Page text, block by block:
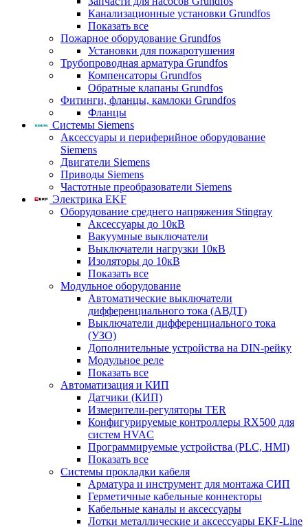
Канализационные установки Grundfos
Показать все
Пожарное оборудование Grundfos
Установки для пожаротушения
Трубопроводная арматура Grundfos
Компенсаторы Grundfos
Обратные клапаны Grundfos
Фитинги, фланцы, камлоки Grundfos
Фланцы
Системы Siemens
Аксессуары и периферийное оборудование
Siemens
Двигатели Siemens
Приводы Siemens
Частотные преобразователи Siemens
Электрика EKF
Оборудование среднего напряжения Stingray
Аксессуары до 10кВ
Вакуумные выключатели
Выключатели нагрузки 10кВ
Изоляторы до 10кВ
Показать все
Модульное оборудование
Автоматические выключатели
дифференциального тока (АВДТ)
Выключатели дифференциального тока
(УЗО)
Дополнительные устройства на DIN-рейку
Модульное реле
Показать все
Автоматизация и КИП
Датчики (КИП)
Измерители-регуляторы TER
Конфигурируемые контроллеры RX500 для
систем HVAC
Программируемые устройства (PLC, HMI)
Показать все
Системы прокладки кабеля
Арматура и инструмент для монтажа СИП
Герметичные кабельные коннекторы
Кабельные каналы и аксессуары
Лотки металлические и аксессуары EKF-Line